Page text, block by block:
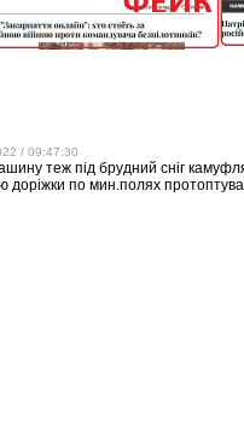
/ 09:47:30
теж під брудний сніг
доріжки по мин.полях